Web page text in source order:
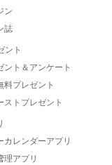
ン
誌
ント
ント＆アンケート
料プレゼント
ストプレゼント
カレンダーアプリ
理アプリ